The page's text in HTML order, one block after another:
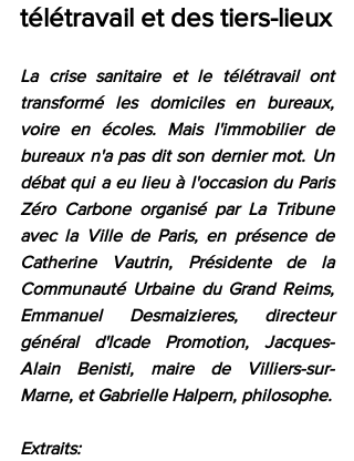
télétravail et des tiers-lieux
La crise sanitaire et le télétravail ont
transformé les domiciles en bureaux,
voire en écoles. Mais l'immobilier de
bureaux n'a pas dit son dernier mot. Un
débat qui a eu lieu à l'occasion du Paris
Zéro Carbone organisé par La Tribune
avec la Ville de Paris, en présence de
Catherine Vautrin, Présidente de la
Communauté Urbaine du Grand Reims,
Emmanuel Desmaizieres, directeur
général d'Icade Promotion, Jacques-
Alain Benisti, maire de Villiers-sur-
Marne, et Gabrielle Halpern, philosophe.
Extraits: